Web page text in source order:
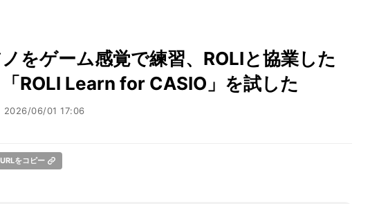
をゲーム感覚で練習、ROLIと協業した
ROLI Learn for CASIO」を試した
2026/06/01 17:06
URLをコピー